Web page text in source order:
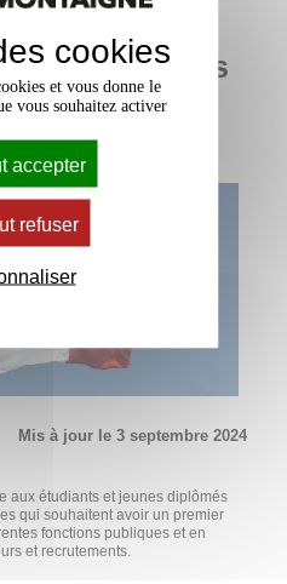
les différentes
et leurs
Mis à jour le 3 septembre 2024
aux étudiants et jeunes diplômés
qui souhaitent avoir un premier
fonctions publiques et en
et recrutements.
cookies
et vous donne le
vous souhaitez activer
accepter
refuser